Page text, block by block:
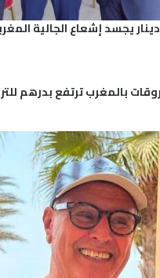
يجسد إشعاع الجالية
بالمغرب ترتفع بدرهم للتر